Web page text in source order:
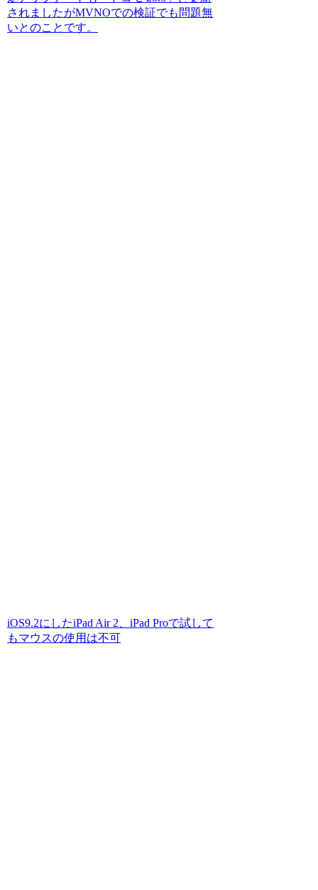
されましたがMVNOでの検証でも問題無
いとのことです。
iOS9.2にしたiPad Air 2、iPad Proで試して
もマウスの使用は不可